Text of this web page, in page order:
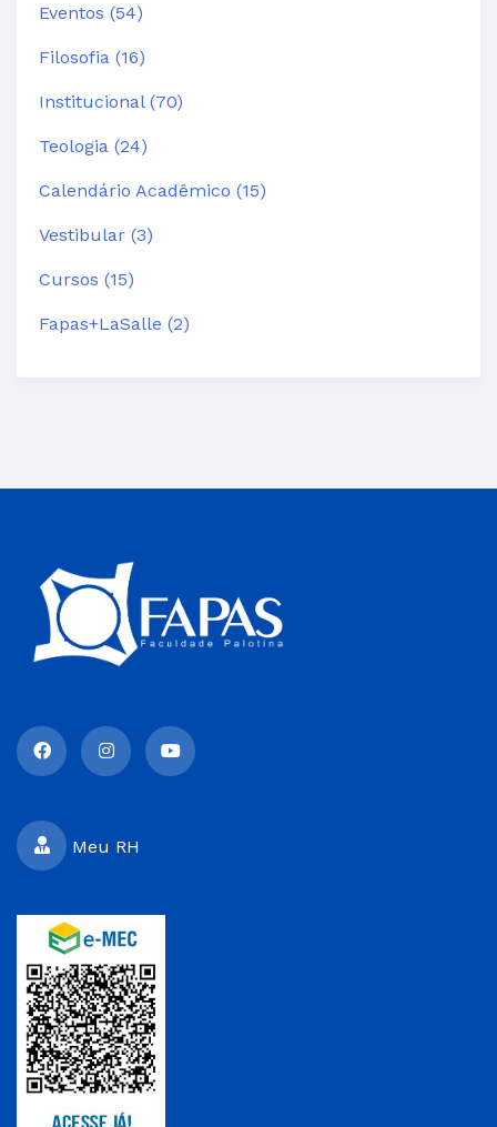
Eventos (54)
Filosofia (16)
Institucional (70)
Teologia (24)
Calendário Acadêmico (15)
Vestibular (3)
Cursos (15)
Fapas+LaSalle (2)
Meu RH